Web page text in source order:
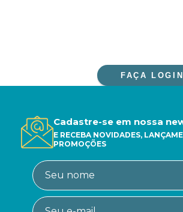
FAÇA
Cadastre-se em nossa
E RECEBA NOVIDADES,
PROMOÇÕES